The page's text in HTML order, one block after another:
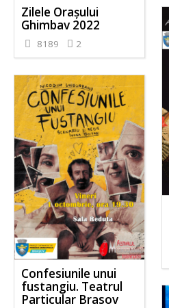
Zilele Orașului
Ghimbav 2022
8189 2
Confesiunile unui
fustangiu. Teatrul
Particular Brasov